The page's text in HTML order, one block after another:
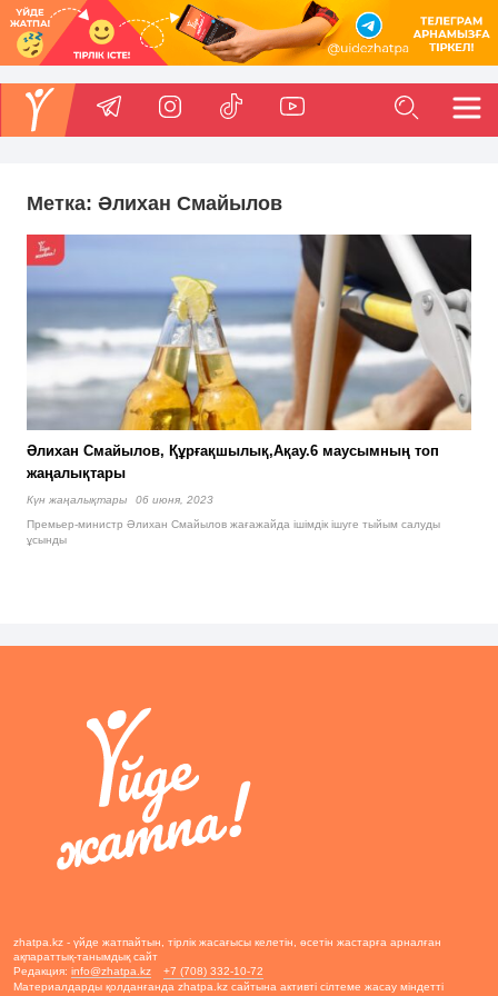
Метка: Әлихан Смайылов
Әлихан Смайылов, Құрғақшылық,Ақау.6 маусымның топ
жаңалықтары
Күн жаңалықтары
06 июня, 2023
Премьер-министр Әлихан Смайылов жағажайда ішімдік ішуге тыйым салуды
ұсынды
zhatpa.kz - үйде жатпайтын, тірлік жасағысы келетін, өсетін жастарға арналған
ақпараттық-танымдық сайт
Редакция: info@zhatpa.kz
+7 (708) 332-10-72
Материалдарды қолданғанда zhatpa.kz сайтына активті сілтеме жасау міндетті